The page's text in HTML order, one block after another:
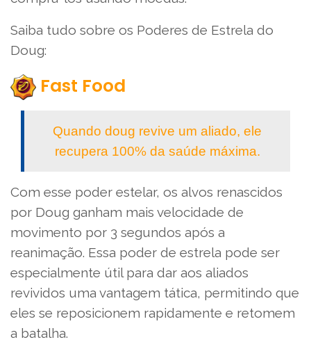
Saiba tudo sobre os Poderes de Estrela do
Doug:
Fast Food
Quando doug revive um aliado, ele
recupera 100% da saúde máxima.
Com esse poder estelar, os alvos renascidos
por Doug ganham mais velocidade de
movimento por 3 segundos após a
reanimação. Essa poder de estrela pode ser
especialmente útil para dar aos aliados
revividos uma vantagem tática, permitindo que
eles se reposicionem rapidamente e retomem
a batalha.